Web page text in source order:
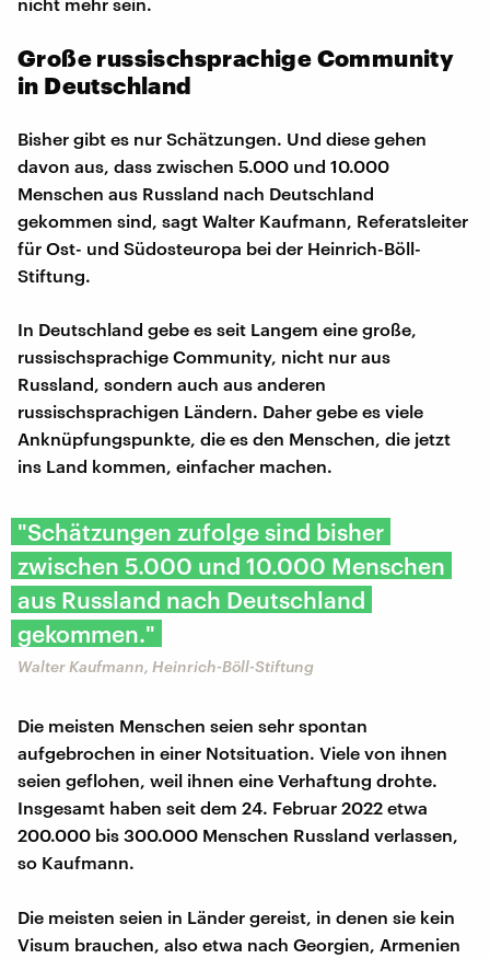
Große russischsprachige Community
in Deutschland
Bisher gibt es nur Schätzungen. Und diese gehen
davon aus, dass zwischen 5.000 und 10.000
Menschen aus Russland nach Deutschland
gekommen sind, sagt Walter Kaufmann, Referatsleiter
für Ost- und Südosteuropa bei der Heinrich-Böll-
Stiftung.
In Deutschland gebe es seit Langem eine große,
russischsprachige Community, nicht nur aus
Russland, sondern auch aus anderen
russischsprachigen Ländern. Daher gebe es viele
Anknüpfungspunkte, die es den Menschen, die jetzt
ins Land kommen, einfacher machen.
"Schätzungen zufolge sind bisher
zwischen 5.000 und 10.000 Menschen
aus Russland nach Deutschland
gekommen."
Walter Kaufmann, Heinrich-Böll-Stiftung
Die meisten Menschen seien sehr spontan
aufgebrochen in einer Notsituation. Viele von ihnen
seien geflohen, weil ihnen eine Verhaftung drohte.
Insgesamt haben seit dem 24. Februar 2022 etwa
200.000 bis 300.000 Menschen Russland verlassen,
so Kaufmann.
Die meisten seien in Länder gereist, in denen sie kein
Visum brauchen, also etwa nach Georgien, Armenien